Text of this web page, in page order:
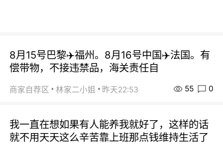
8月15号巴黎✈️福州。8月16号中国✈️法国。有
偿带物，不接违禁品，海关责任自
商家自荐区 林家二小姐 昨天22:53 55 0
我一直在想如果有人能养我就好了，这样的话
就不用天天这么辛苦靠上班那点钱维持生活了